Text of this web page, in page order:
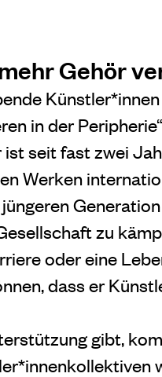
Gehör
in der
seit fast zwei
Werken
zu
oder eine
dass er
gibt,